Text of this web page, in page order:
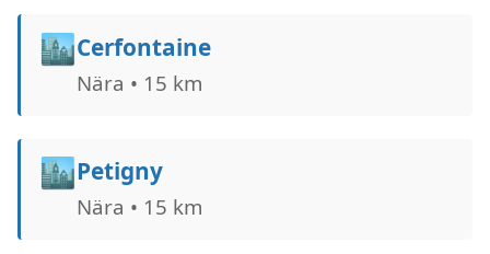
🏙️Cerfontaine
Nära • 15 km
🏙️Petigny
Nära • 15 km